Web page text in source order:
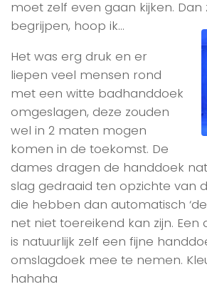
moet zelf even gaan kijken. Dan
begrijpen, hoop ik…
Het was erg druk en er
liepen veel mensen rond
met een witte badhanddoek
omgeslagen, deze zouden
wel in 2 maten mogen
komen in de toekomst. De
dames dragen de handdoek
slag gedraaid ten opzichte van
die hebben dan automatisch
net niet toereikend kan zijn. Een
is natuurlijk zelf een fijne
omslagdoek mee te nemen.
hahaha